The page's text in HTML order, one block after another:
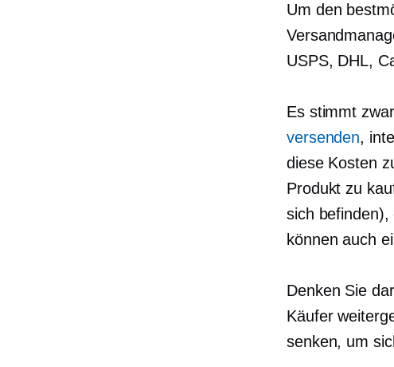
Um den
USPS, DHL,
Es stimmt
versenden,
diese Kosten
Produkt zu
sich
können auch
Denken Sie
Käufer
senken, um